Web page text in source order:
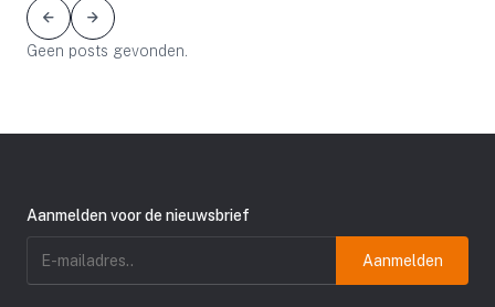
Geen posts gevonden.
Aanmelden voor de nieuwsbrief